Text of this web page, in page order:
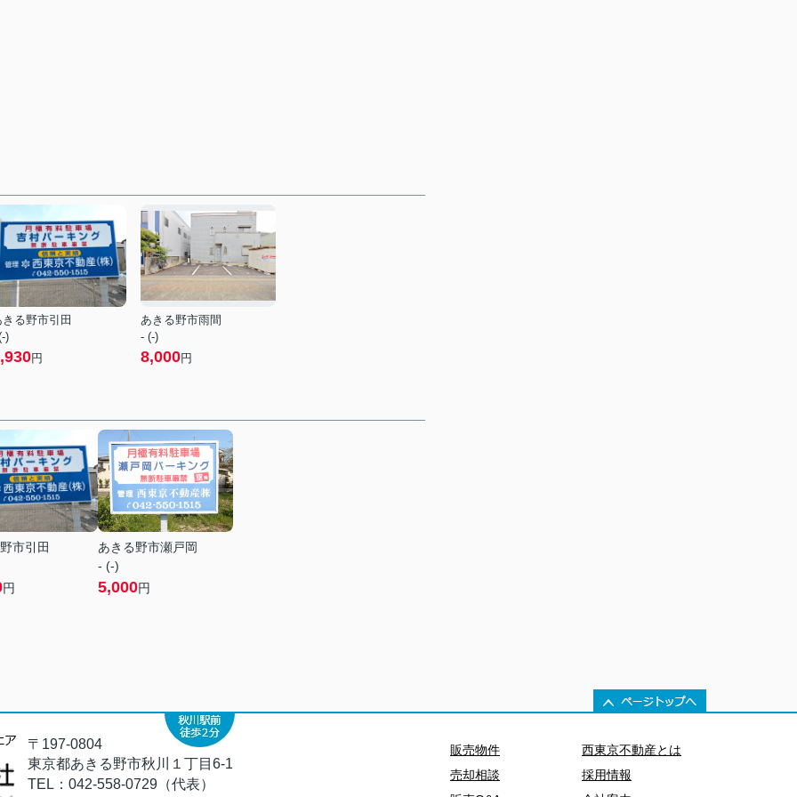
きる野市引田
)
円
あきる野市雨間
- (-)
8,000円
市引田
円
あきる野市瀬戸岡
- (-)
5,000円
〒197-0804
東京都あきる野市秋川１丁目6-1
TEL： 042-558-0729（代表）
販売物件
売却相談
西東京不動産とは
採用情報